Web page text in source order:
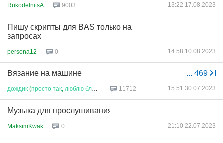
RukodelnitsA 9003 13:22 17.08.2023
Пишу скрипты для BAS только на
запросах
persona12 0 14:58 10.08.2023
... 469
Вязание на машине
дождик (просто так люблю блюз 11712 15:51 30.07.2023
Музыка для прослушивания
MaksimKwak 0 21:10 22.07.2023